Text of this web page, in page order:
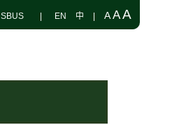
SBUS EN 中 AAA